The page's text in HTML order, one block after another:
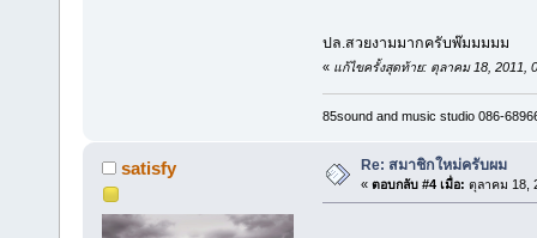
ปล.สวยงามมากครับพ๊มมมมม
« แก้ไขครั้งสุดท้าย: ตุลาคม 18, 2011,
85sound and music studio 086-
satisfy Re: สมาชิกใหม่ครับผม
« ตอบกลับ #4 เมื่อ: ตุลาคม 18,